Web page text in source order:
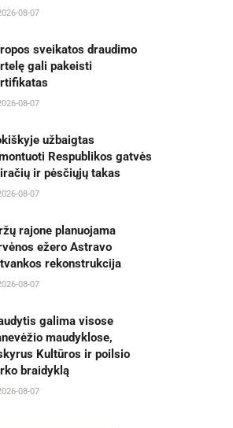
08-07
sveikatos draudimo
gali pakeisti
08-07
užbaigtas
Respublikos gatvės
ir pėsčiųjų takas
08-07
rajone planuojama
ežero Astravo
rekonstrukcija
08-07
galima visose
maudyklose,
Kultūros ir poilsio
braidyklą
08-07